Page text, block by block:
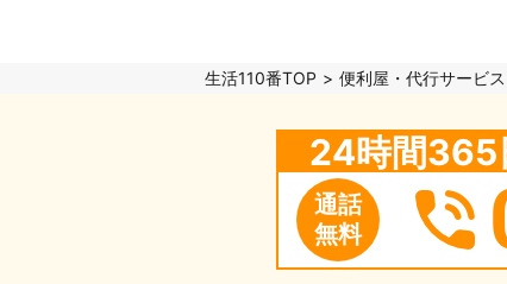
生活110番TOP 便利屋・代行サービス
24時間365
通話
無料